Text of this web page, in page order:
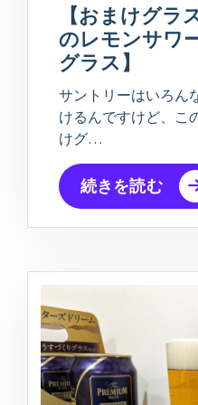
【おまけグラ
のレモンサワ
グラス】
サントリーはいろん
けるんですけど、こ
けグ…
続きを読む